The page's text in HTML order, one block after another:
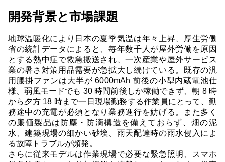
開発背景と市場課題
地球温暖化により日本の夏季気温は年々上昇、厚生労働
省の統計データによると、毎年数千人が屋外労働を原因
とする熱中症で救急搬送され、一次産業や屋外サービス
業の暑さ対策用品需要が急拡大し続けている。既存の汎
用腰掛ファンは大半が 6000mAh 前後の小型内蔵電池仕
様、弱風モードでも 30 時間前後しか稼働できず、朝 8 時
から夕方 18 時まで一日現場勤務する作業員にとって、勤
務途中の充電が必須となり業務進行を妨げる。また多く
の廉価製品は防塵・防滴構造を備えておらず、畑の泥
水、建築現場の細かい砂埃、雨天配達時の雨水侵入によ
る故障トラブルが頻発。
さらに従来モデルは作業現場で必要な緊急照明、スマホ